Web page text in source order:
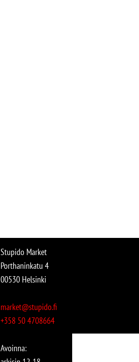
Stupido Market
Porthaninkatu 4
00530 Helsinki
market@stupido.fi
+358 50 4708664
Avoinna: